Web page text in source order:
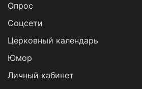
Опрос
Cоцсети
Церковный календарь
Юмор
Личный кабинет